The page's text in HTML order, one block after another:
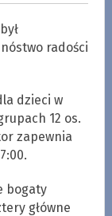
radości
dzieci w
12 os.
zapewnia
bogaty
główne